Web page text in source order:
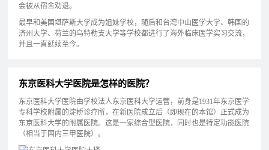
会被从宿舍劝退。
最早和美国堪萨斯大学成为姐妹学校，随后和台湾中山医学大学、韩国的
济州大学、荷兰的乌特勒支大学等学校都进行了海外临床医学实习交流，
并且一直延续至今。
东京医科大学医院是怎样的医院？
东京医科大学医院由学校法人东京医科大学运营，前身是1931年东京医学
专科学校附属的淀桥诊疗所，在新医院成立后（即现在的本馆）正式成为
东京医科大学的附属医院。这是一家综合型医院，同时也是特定功能医院
（相当于国内三甲医院）。